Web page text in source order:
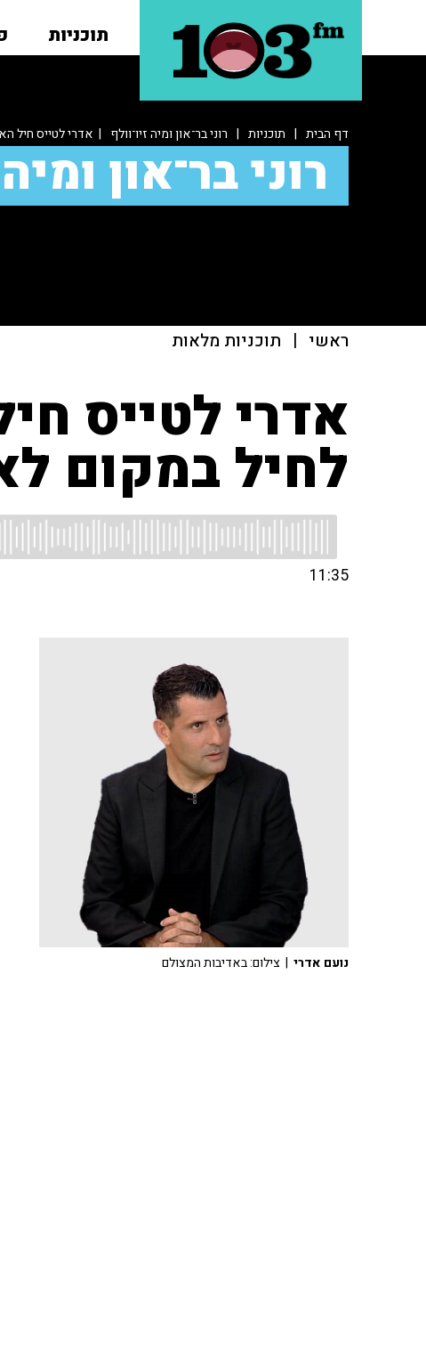
תוכניות
דף הבית | תוכניות | רוני בר־און ומיה זיו־וולף | אדרי לטייס חיל
רוני בר־און
ראשי | תוכניות מלאות
אדרי לטייס
לחיל במקום
11:35
נועם אדרי | צילום: באדיבות המצולם